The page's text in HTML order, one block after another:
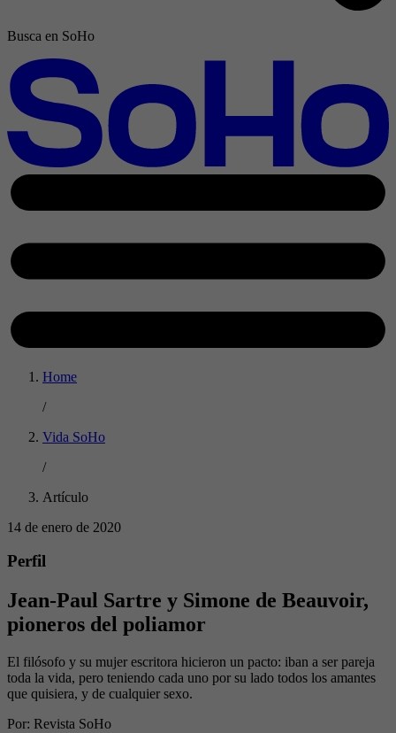
Busca en SoHo
Home
/
Vida SoHo
/
Artículo
14 de enero de 2020
Perfil
Jean-Paul Sartre y Simone de Beauvoir,
pioneros del poliamor
El filósofo y su mujer escritora hicieron un pacto: iban a ser pareja
toda la vida, pero teniendo cada uno por su lado todos los amantes
que quisiera, y de cualquier sexo.
Por: Revista SoHo